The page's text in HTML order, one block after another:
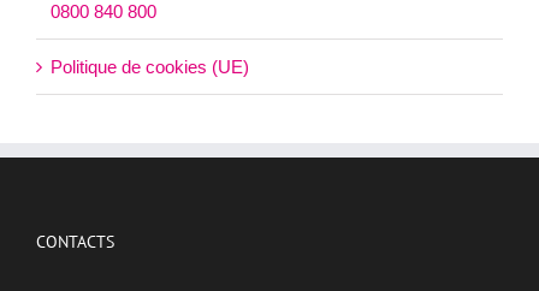
0800 840 800
Politique de cookies (UE)
CONTACTS